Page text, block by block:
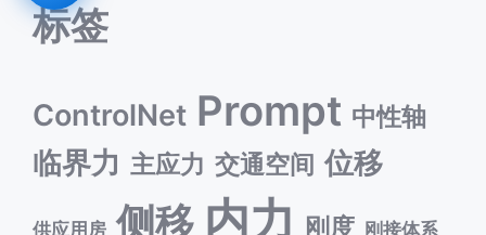
标签
ControlNet Prompt 中性轴
临界力 主应力 交通空间 位移
供应用房 侧移 内力 刚度 刚接体系